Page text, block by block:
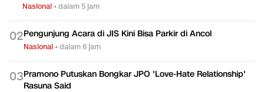
Nasional •dalam 5 jam
02Pengunjung Acara di JIS Kini Bisa Parkir di Ancol
Nasional •dalam 6 jam
03Pramono Putuskan Bongkar JPO 'Love-Hate Relationship'
Rasuna Said